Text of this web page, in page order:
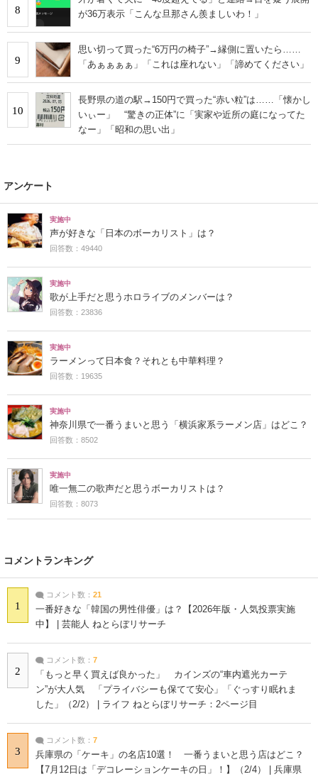
8
が36万表示「こんな旦那さん羨ましいわ！」
9
思い切って買った“6万円の椅子”→縁側に置いたら……
「あぁぁぁぁ」「これは座れない」「諦めてください」
10
長野県の道の駅→150円で買った“赤い粒”は……「懐かし
いぃー」 “驚きの正体”に「実家や近所の庭になってた
なー」「昭和の思い出」
アンケート
実施中
声が好きな「日本のボーカリスト」は？
回答数：49440
実施中
歌が上手だと思うホロライブのメンバーは？
回答数：23836
実施中
ラーメンって日本食？それとも中華料理？
回答数：19635
実施中
神奈川県で一番うまいと思う「横浜家系ラーメン店」はどこ？
回答数：8502
実施中
唯一無二の歌声だと思うボーカリストは？
回答数：8073
コメントランキング
1
コメント数： 21
一番好きな「韓国の男性俳優」は？【2026年版・人気投票実施
中】 | 芸能人 ねとらぼリサーチ
2
コメント数： 7
「もっと早く買えば良かった」 カインズの“車内遮光カーテ
ン”が大人気 「プライバシーも保てて安心」「ぐっすり眠れま
した」（2/2） | ライフ ねとらぼリサーチ：2ページ目
3
コメント数： 7
兵庫県の「ケーキ」の名店10選！ 一番うまいと思う店はどこ？
【7月12日は「デコレーションケーキの日」！】（2/4） | 兵庫県